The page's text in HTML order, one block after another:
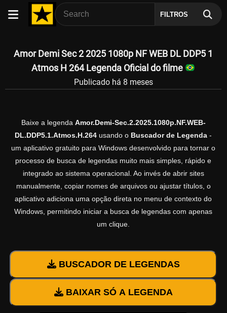
FILTROS
Amor Demi Sec 2 2025 1080p NF WEB DL DDP5 1
Atmos H 264 Legenda Oficial do filme
Publicado há 8 meses
Baixe a legenda Amor.Demi-Sec.2.2025.1080p.NF.WEB-
DL.DDP5.1.Atmos.H.264 usando o Buscador de Legenda -
um aplicativo gratuito para Windows desenvolvido para tornar o
processo de busca de legendas muito mais simples, rápido e
integrado ao sistema operacional. Ao invés de abrir sites
manualmente, copiar nomes de arquivos ou ajustar títulos, o
aplicativo adiciona uma opção direta no menu de contexto do
Windows, permitindo iniciar a busca de legendas com apenas
um clique.
BUSCADOR DE LEGENDAS
BAIXAR SÓ A LEGENDA